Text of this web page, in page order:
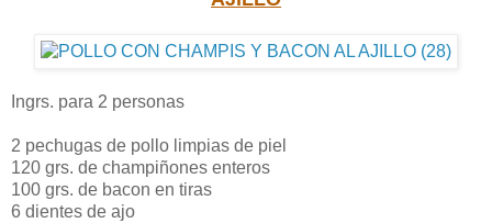
Ingrs. para 2 personas
2 pechugas de pollo limpias de piel
120 grs. de champiñones enteros
100 grs. de bacon en tiras
6 dientes de ajo